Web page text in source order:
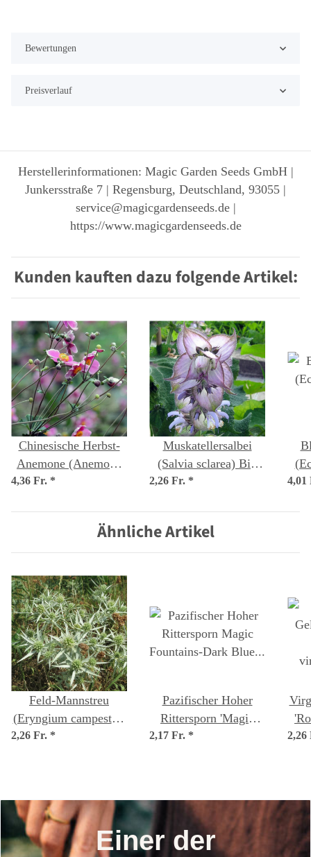
Bewertungen
Preisverlauf
Herstellerinformationen: Magic Garden Seeds GmbH |
Junkersstraße 7 | Regensburg, Deutschland, 93055 |
service@magicgardenseeds.de |
https://www.magicgardenseeds.de
Kunden kauften dazu folgende Artikel:
Chinesische Herbst-
Anemone (Anemone
hupehensis var.
4,36 Fr. *
Muskatellersalbei
(Salvia sclarea) Bio
Saatgut
2,26 Fr. *
Ähnliche Artikel
Feld-Mannstreu
(Eryngium campestre)
Samen
2,26 Fr. *
Pazifischer Hoher
Rittersporn 'Magic
Fountains-Dark Blue'
2,17 Fr. *
Einer der